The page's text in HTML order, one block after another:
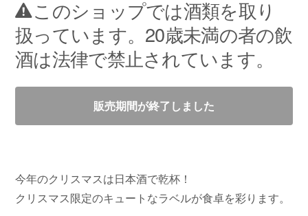
このショップでは酒類を取り
扱っています。20歳未満の者の飲
酒は法律で禁止されています。
販売期間が終了しました
今年のクリスマスは日本酒で乾杯！
クリスマス限定のキュートなラベルが食卓を彩ります。